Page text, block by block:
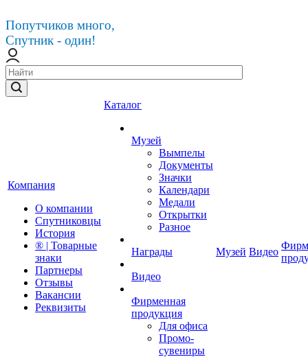
Попутчиков много,
Спутник - один!
Компания
О компании
Спутниковцы
История
® | Товарные
знаки
Партнеры
Отзывы
Вакансии
Реквизиты
Каталог
Музей
Вымпелы
Документы
Значки
Календари
Медали
Открытки
Разное
Награды
Видео
Фирменная
продукция
Для офиса
Промо-
сувениры
Музей Видео